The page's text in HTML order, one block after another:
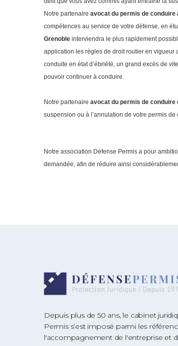
Notre partenaire avocat du permis de conduire
compétences au service de votre défense, en
Grenoble interviendra le plus rapidement
application les règles de droit routier en vigueur
conduite en état d’ébriété, un grand excès de
pouvoir continuer à conduire.
Notre partenaire avocat du permis de conduire
suspension ou à l’annulation de votre permis de
Notre association Défense Permis a pour
demandée, afin de réduire ainsi
Depuis plus de 50 ans, le cabinet
Permis s’est imposé parmi les
l'accompagnement de l'entreprise et